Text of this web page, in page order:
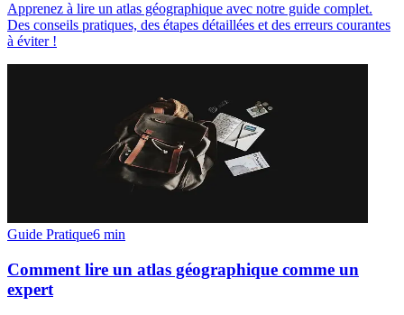
Apprenez à lire un atlas géographique avec notre guide complet.
Des conseils pratiques, des étapes détaillées et des erreurs courantes
à éviter !
Guide Pratique6 min
Comment lire un atlas géographique comme un
expert